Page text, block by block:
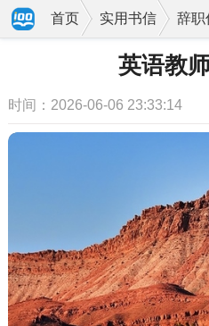
首页 实用书信 辞职
英语教
时间：2026-06-06 23:33:14